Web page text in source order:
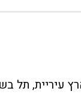
עיריית, תל